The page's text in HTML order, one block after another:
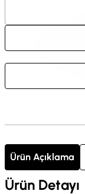
Ürün Açıklama
Ürün Detayı